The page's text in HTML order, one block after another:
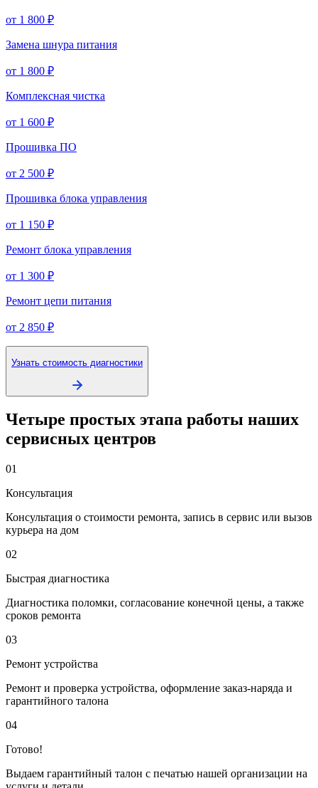
от 1 800 ₽
Замена шнура питания
от 1 800 ₽
Комплексная чистка
от 1 600 ₽
Прошивка ПО
от 2 500 ₽
Прошивка блока управления
от 1 150 ₽
Ремонт блока управления
от 1 300 ₽
Ремонт цепи питания
от 2 850 ₽
Узнать стоимость диагностики
Четыре простых этапа работы наших
сервисных центров
01
Консультация
Консультация о стоимости ремонта, запись в сервис или вызов
курьера на дом
02
Быстрая диагностика
Диагностика поломки, согласование конечной цены, а также
сроков ремонта
03
Ремонт устройства
Ремонт и проверка устройства, оформление заказ-наряда и
гарантийного талона
04
Готово!
Выдаем гарантийный талон с печатью нашей организации на